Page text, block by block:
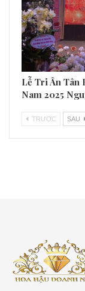
Lễ Tri Ân Tân
Nam 2025
TRƯƠC SAU